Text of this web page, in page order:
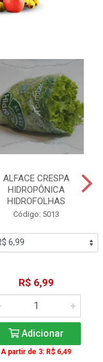
ALFACE CRESPA
HIDROPÔNICA
HIDROFOLHAS
Código: 5013
R$ 6,99
Adicionar
A partir de 3: R$ 6,49